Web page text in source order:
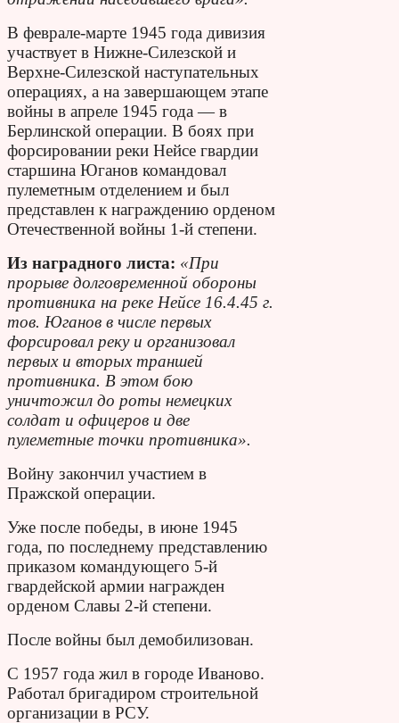
В феврале-марте 1945 года дивизия
участвует в Нижне-Силезской и
Верхне-Силезской наступательных
операциях, а на завершающем этапе
войны в апреле 1945 года — в
Берлинской операции. В боях при
форсировании реки Нейсе гвардии
старшина Юганов командовал
пулеметным отделением и был
представлен к награждению орденом
Отечественной войны 1-й степени.
Из наградного листа: «При
прорыве долговременной обороны
противника на реке Нейсе 16.4.45 г.
тов. Юганов в числе первых
форсировал реку и организовал
первых и вторых траншей
противника. В этом бою
уничтожил до роты немецких
солдат и офицеров и две
пулеметные точки противника».
Войну закончил участием в
Пражской операции.
Уже после победы, в июне 1945
года, по последнему представлению
приказом командующего 5-й
гвардейской армии награжден
орденом Славы 2-й степени.
После войны был демобилизован.
С 1957 года жил в городе Иваново.
Работал бригадиром строительной
организации в РСУ.